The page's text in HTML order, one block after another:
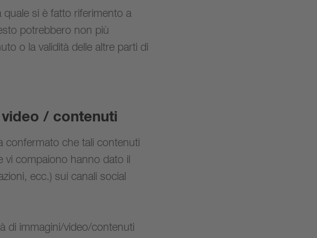
si è fatto riferimento a
potrebbero non più
o la validità delle altre parti di
/ contenuti
confermato che tali contenuti
compaiono hanno dato il
ecc.) sui canali social
di immagini/video/contenuti